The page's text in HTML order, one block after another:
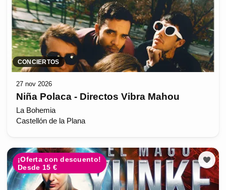
CONCIERTOS
27 nov 2026
Niña Polaca - Directos Vibra Mahou
La Bohemia
Castellón de la Plana
¡Oferta con descuento!
Desde 15 €